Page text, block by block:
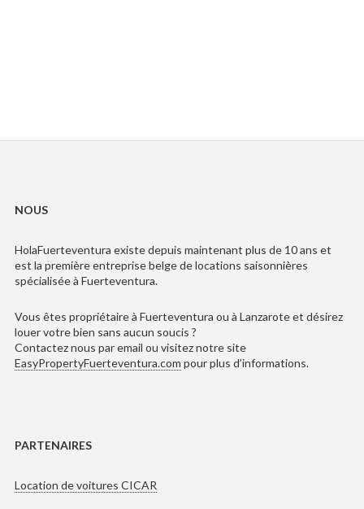
NOUS
HolaFuerteventura existe depuis maintenant plus de 10 ans et
est la première entreprise belge de locations saisonnières
spécialisée à Fuerteventura.
Vous êtes propriétaire à Fuerteventura ou à Lanzarote et désirez
louer votre bien sans aucun soucis ?
Contactez nous par email ou visitez notre site
EasyPropertyFuerteventura.com pour plus d’informations.
PARTENAIRES
Location de voitures CICAR